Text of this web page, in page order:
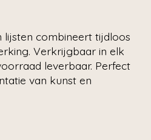
lijsten combineert tijdloos
Verkrijgbaar in elk
leverbaar. Perfect
van kunst en